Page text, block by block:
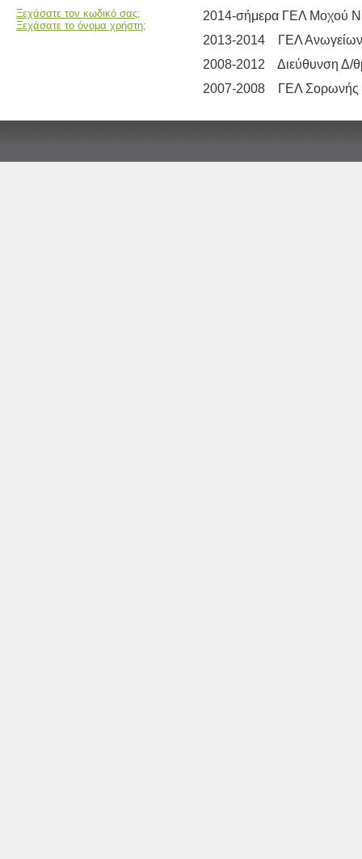
Ξεχάσατε τον κωδικό σας;
Ξεχάσατε το όνομα χρήστη;
2014-σήμερα ΓΕΛ Μοχού
2013-2014 ΓΕΛ
2008-2012 Διεύθυνση Δ/
2007-2008 ΓΕΛ Σορωνής